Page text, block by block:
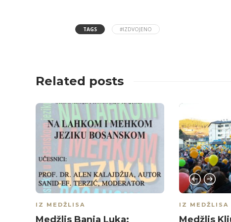
TAGS #IZDVOJENO
Related posts
IZ MEDŽLISA
Medžlis Banja Luka:
IZ MEDŽLISA
Medžlis